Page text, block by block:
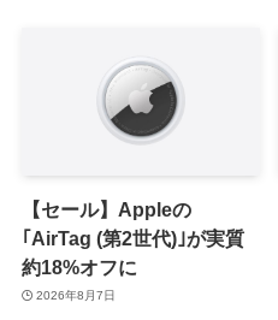
【セール】Appleの
｢AirTag (第2世代)｣が実質
約18%オフに
2026年8月7日